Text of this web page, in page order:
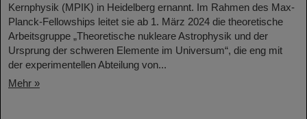
Kernphysik (MPIK) in Heidelberg ernannt. Im Rahmen des Max-
Planck-Fellowships leitet sie ab 1. März 2024 die theoretische
Arbeitsgruppe „Theoretische nukleare Astrophysik und der
Ursprung der schweren Elemente im Universum“, die eng mit
der experimentellen Abteilung von...
Mehr »